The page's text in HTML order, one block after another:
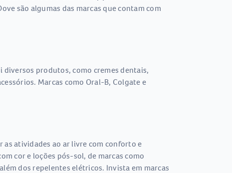
são algumas das marcas que contam com
diversos produtos, como cremes dentais,
Marcas como Oral-B, Colgate e
as atividades ao ar livre com conforto e
cor e loções pós-sol, de marcas como
dos repelentes elétricos. Invista em marcas